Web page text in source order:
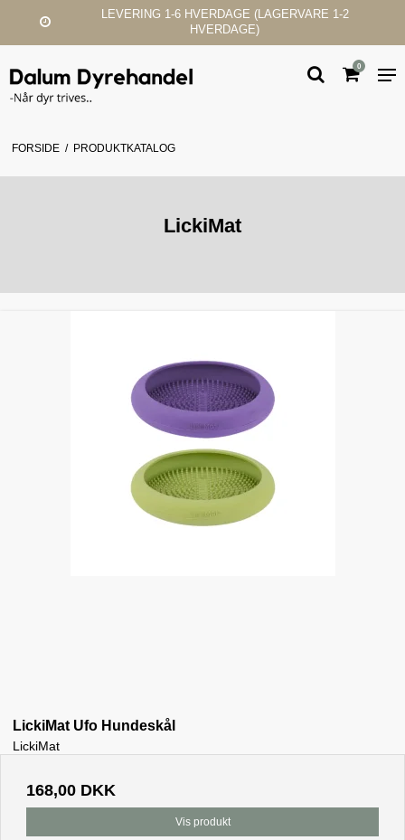
1-6 HVERDAGE (LAGERVARE 1-2
0
FORSIDE / PRODUKTKATALOG
LickiMat
LickiMat Ufo Hundeskål
LickiMat
168,00 DKK
Vis produkt